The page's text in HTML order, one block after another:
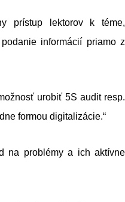
prístup lektorov k téme,
informácií priamo z
urobiť 5S audit resp.
formou digitalizácie.“
na problémy a ich aktívne